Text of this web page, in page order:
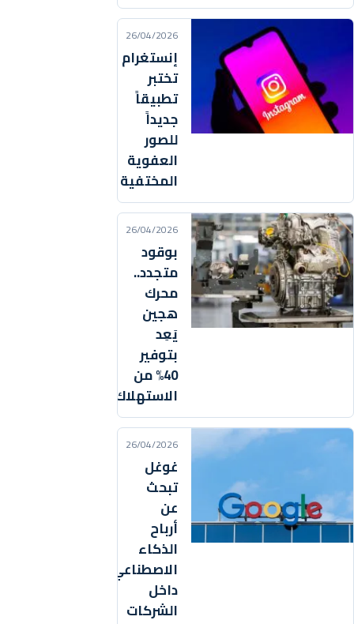
26/04/2026
إنستغرام
تختبر
تطبيقاً
جديداً
للصور
العفوية
المختفية
26/04/2026
بوقود
متجدد..
محرك
هجين
يَعِد
بتوفير
40% من
الاستهلاك
26/04/2026
غوغل
تبحث
عن
أرباح
الذكاء
الاصطناعي
داخل
الشركات